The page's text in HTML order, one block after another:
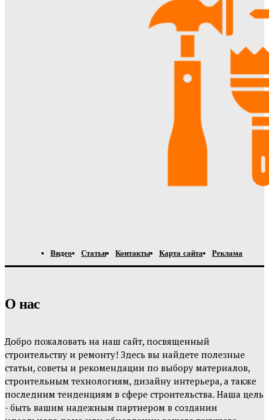
Видео Статьи Контакты Карта сайта Реклама
О нас
Добро пожаловать на наш сайт, посвященный
строительству и ремонту! Здесь вы найдете полезные
статьи, советы и рекомендации по выбору материалов,
строительным технологиям, дизайну интерьера, а также
последним тенденциям в сфере строительства. Наша цель
- быть вашим надежным партнером в создании